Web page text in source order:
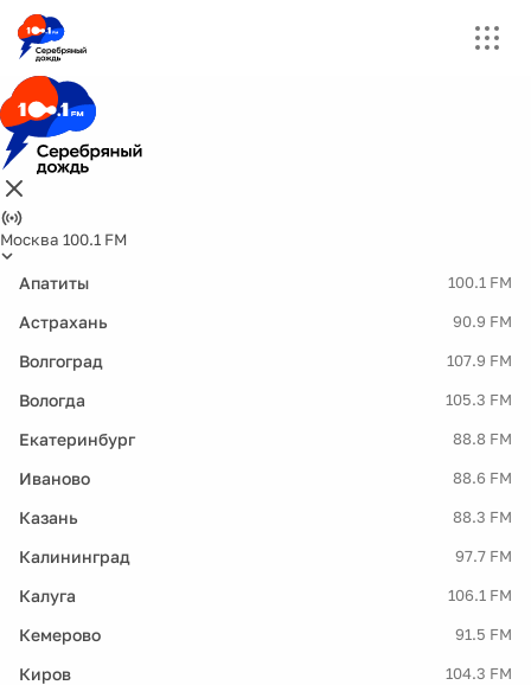
Москва 100.1 FM
Апатиты 100.1 FM
Астрахань 90.9 FM
Волгоград 107.9 FM
Вологда 105.3 FM
Екатеринбург 88.8 FM
Иваново 88.6 FM
Казань 88.3 FM
Калининград 97.7 FM
Калуга 106.1 FM
Кемерово 91.5 FM
Киров 104.3 FM